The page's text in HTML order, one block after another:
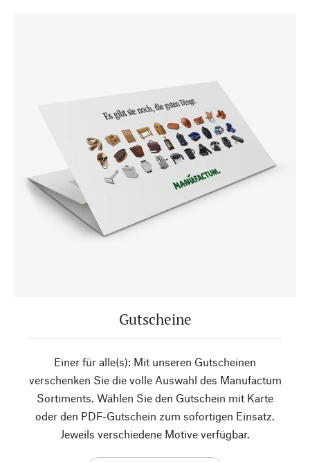
Gutscheine
Einer für alle(s): Mit unseren Gutscheinen
verschenken Sie die volle Auswahl des Manufactum
Sortiments. Wählen Sie den Gutschein mit Karte
oder den PDF-Gutschein zum sofortigen Einsatz.
Jeweils verschiedene Motive verfügbar.